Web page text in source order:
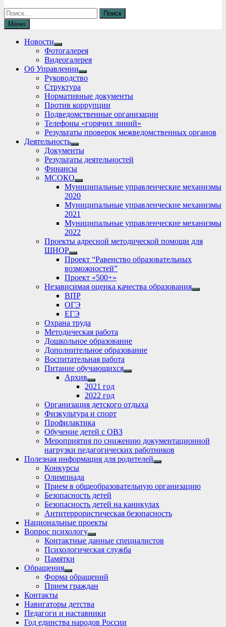
Найти:
Меню
Новости
Show
sub
menu
Фотогалерея
Видеогалерея
Об Управлении
Show
sub
Руководство
Структура
Нормативные документы
Против коррупции
Подведомственные организации
Телефоны «горячих линий»
Результаты проверок межведомственных органов
Деятельность
Show
sub
menu
Документы
Результаты деятельностей
Финансы
МСОКО
Show
sub
menu
Муниципальные управленческие механизмы
2020
Муниципальные управленческие механизмы
2021
Муниципальные управленческие механизмы
2022
Проекты адресной методической помощи для
ШНОР
Show
sub
menu
Проект “Равенство образовательных
возможностей”
Проект «500+»
Независимая оценка качества образования
Show
ВПР
ОГЭ
ЕГЭ
Охрана труда
Методическая работа
Дошкольное образование
Дополнительное образование
Воспитательная работа
Питание обучающихся
Show
Архив
Show
sub
menu
2021 год
2022 год
Организация детского отдыха
Физкультура и спорт
Профилактика
Обучение детей с ОВЗ
Мероприятия по снижению документационной
нагрузки педагогических работников
Полезная информация для родителей
Show
Конкурсы
Олимпиада
Прием в общеобразовательную организацию
Безопасность детей
Безопасность детей на каникулах
Антитеррористическая безопасность
Национальные проекты
Вопрос психологу
Show
sub
menu
Контактные данные специалистов
Психологическая служба
Памятки
Обращения
Show
sub
menu
Форма обращений
Прием граждан
Контакты
Навигаторы детства
Педагоги и наставники
Год единства народов России